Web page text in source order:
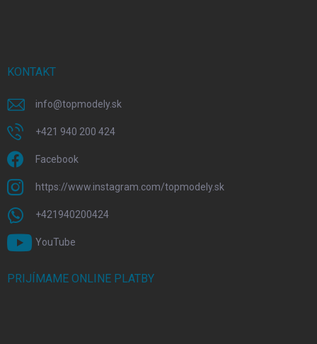
KONTAKT
info@topmodely.sk
+421 940 200 424
Facebook
https://www.instagram.com/topmodely.sk
+421940200424
YouTube
PRIJÍMAME ONLINE PLATBY